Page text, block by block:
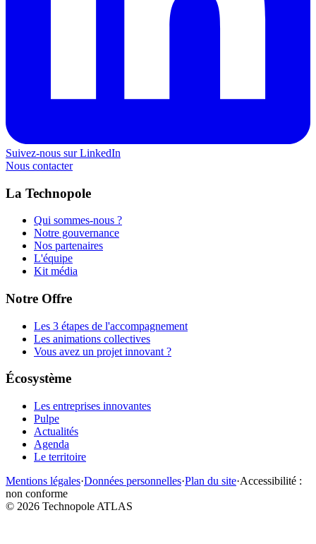
Suivez-nous sur LinkedIn
Nous contacter
La Technopole
Qui sommes-nous ?
Notre gouvernance
Nos partenaires
L'équipe
Kit média
Notre Offre
Les 3 étapes de l'accompagnement
Les animations collectives
Vous avez un projet innovant ?
Écosystème
Les entreprises innovantes
Pulpe
Actualités
Agenda
Le territoire
Mentions légales·Données personnelles·Plan du site·Accessibilité :
non conforme
© 2026 Technopole ATLAS